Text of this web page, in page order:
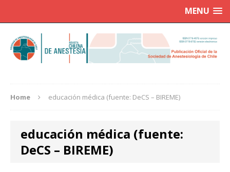
MENU
Home educación médica (fuente: DeCS – BIREME)
educación médica (fuente:
DeCS – BIREME)